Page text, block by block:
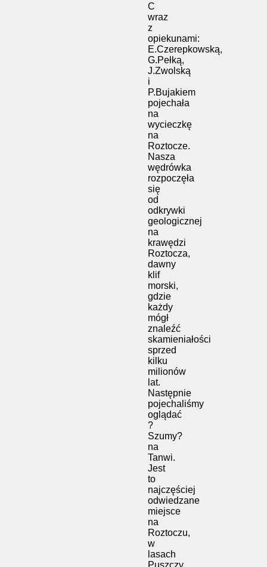
C
wraz
z
opiekunami:
E.Czerepkowską,
G.Pełką,
J.Zwolską
i
P.Bujakiem
pojechała
na
wycieczkę
na
Roztocze.
Nasza
wędrówka
rozpoczęła
się
od
odkrywki
geologicznej
na
krawędzi
Roztocza,
dawny
klif
morski,
gdzie
każdy
mógł
znaleźć
skamieniałości
sprzed
kilku
milionów
lat.
Następnie
pojechaliśmy
oglądać
?
Szumy?
na
Tanwi.
Jest
to
najczęściej
odwiedzane
miejsce
na
Roztoczu,
w
lasach
Puszczy